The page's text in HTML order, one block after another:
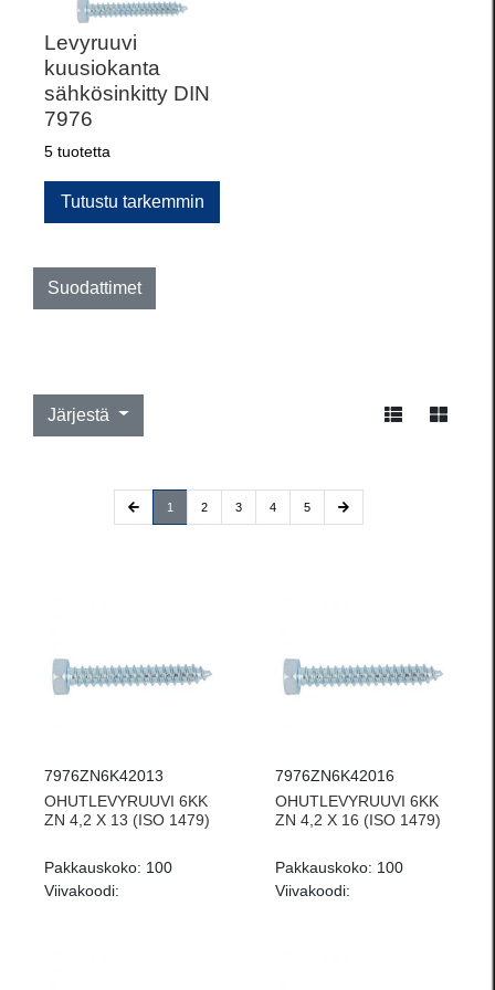
Levyruuvi
kuusiokanta
sähkösinkitty DIN
7976
5 tuotetta
Tutustu tarkemmin
Suodattimet
Järjestä
1 (current)
2 3 4 5
7976ZN6K42013
OHUTLEVYRUUVI 6KK
ZN 4,2 X 13 (ISO 1479)
Pakkauskoko: 100
Viivakoodi:
7976ZN6K42016
OHUTLEVYRUUVI 6KK
ZN 4,2 X 16 (ISO 1479)
Pakkauskoko: 100
Viivakoodi: